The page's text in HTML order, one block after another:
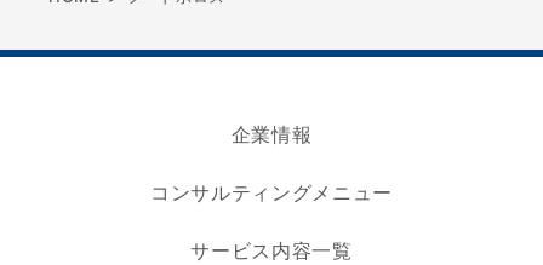
企業情報
コンサルティングメニュー
サービス内容一覧